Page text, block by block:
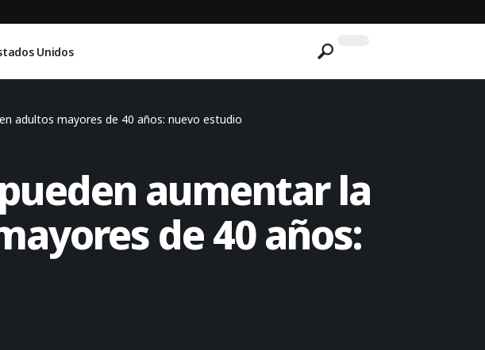
Unidos
adultos mayores de 40 años: nuevo estudio
aumentar la
de 40 años: